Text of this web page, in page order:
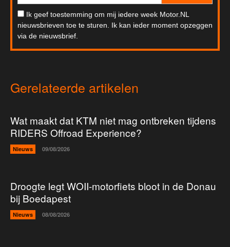
Ik geef toestemming om mij iedere week Motor.NL
nieuwsbrieven toe te sturen. Ik kan ieder moment opzeggen
via de nieuwsbrief.
Gerelateerde artikelen
Wat maakt dat KTM niet mag ontbreken tijdens
RIDERS Offroad Experience?
Nieuws 09/08/2026
Droogte legt WOII-motorfiets bloot in de Donau
bij Boedapest
Nieuws 08/08/2026